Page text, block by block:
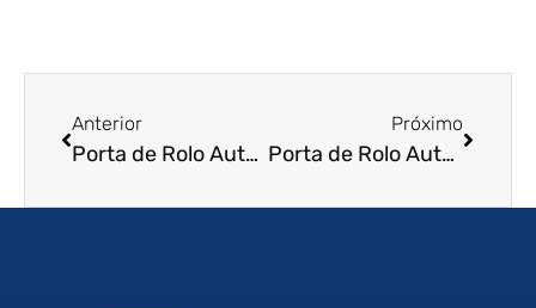
Anterior
Porta de Rolo Automática em Maceió – AL
Próximo
Porta de Rolo Automática em Porto Velho – RO